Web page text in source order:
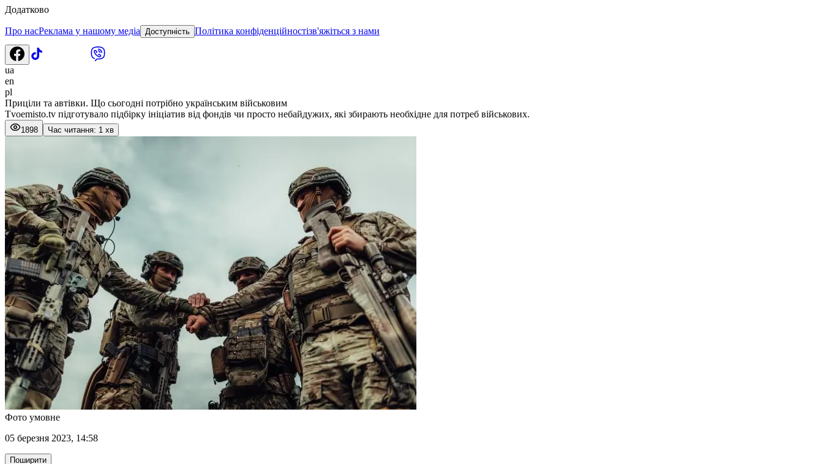
Додатково
Про насРеклама у нашому медіа Доступність Політика конфіденційностізв'яжіться з нами
ua
en
pl
Приціли та автівки. Що сьогодні потрібно українським військовим
Tvoemisto.tv підготувало підбірку ініціатив від фондів чи просто небайдужих, які збирають необхідне для потреб військових.
1898 Час читання: 1 хв
Фото умовне
05 березня 2023, 14:58
Поширити